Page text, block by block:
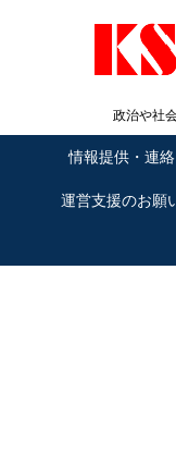
政治や社
情報提供・連絡
運営支援のお願